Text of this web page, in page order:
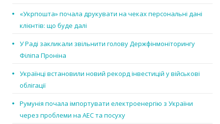
«Укрпошта» почала друкувати на чеках персональні дані
клієнтів: що буде далі
У Раді закликали звільнити голову Держфінмоніторингу
Філіпа Проніна
Українці встановили новий рекорд інвестицій у військові
облігації
Румунія почала імпортувати електроенергію з України
через проблеми на АЕС та посуху